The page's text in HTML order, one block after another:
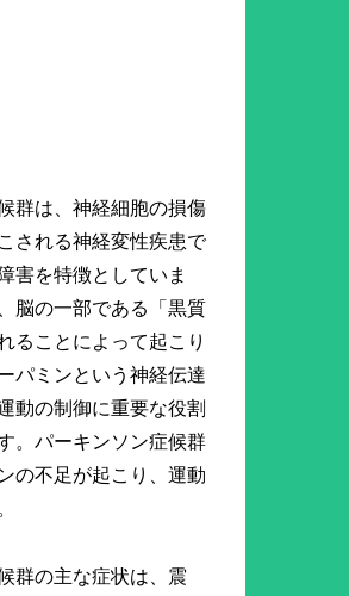
群は、神経細胞の損傷
される神経変性疾患で
害を特徴としていま
脳の一部である「黒質
ることによって起こり
パミンという神経伝達
動の制御に重要な役割
。パーキンソン症候群
の不足が起こり、運動
群の主な症状は、震